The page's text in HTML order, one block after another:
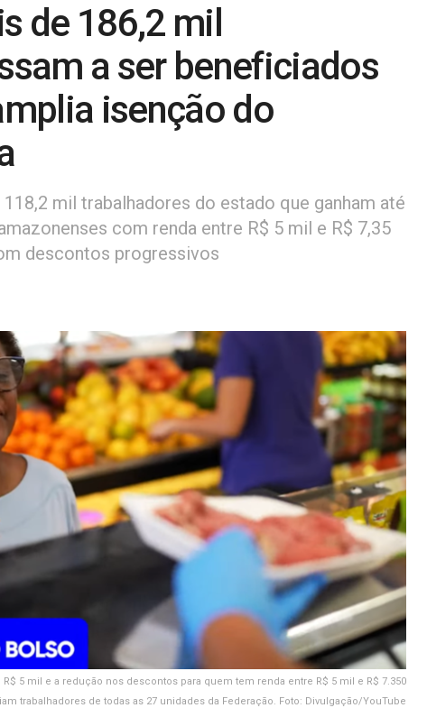
de 186,2 mil
a ser beneficiados
isenção do
mil trabalhadores do estado que ganham até
com renda entre R$ 5 mil e R$ 7,35
descontos progressivos
5 mil e a redução nos descontos para quem tem renda entre R$ 5 mil e R$ 7.350
trabalhadores de todas as 27 unidades da Federação. Foto: Divulgação/YouTube